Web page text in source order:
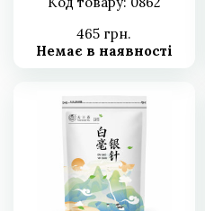
465 грн.
Немає в наявності